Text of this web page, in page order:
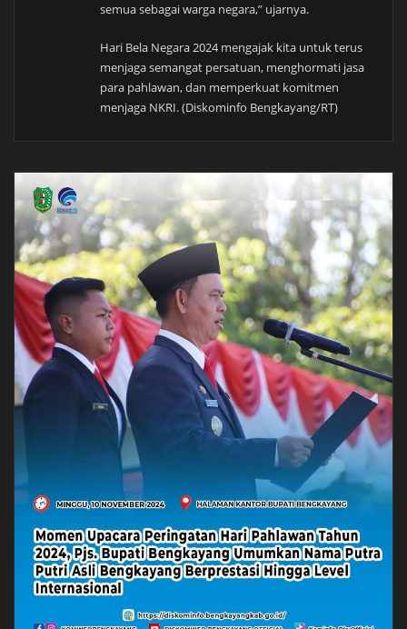
semua sebagai warga negara,” ujarnya.
Hari Bela Negara 2024 mengajak kita untuk terus
menjaga semangat persatuan, menghormati jasa
para pahlawan, dan memperkuat komitmen
menjaga NKRI. (Diskominfo Bengkayang/RT)